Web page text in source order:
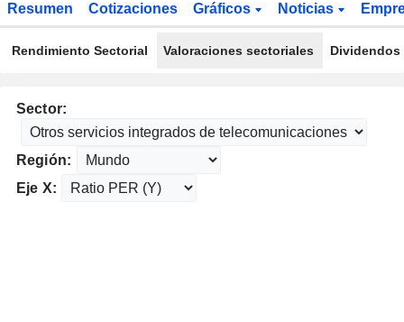
Resumen Cotizaciones Gráficos Noticias
Rendimiento Sectorial Valoraciones sectoriales
Sector:
Región:
Eje X: